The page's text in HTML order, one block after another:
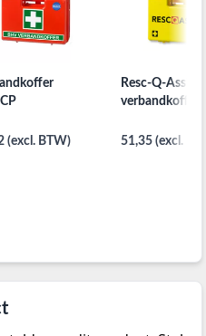
(excl. BTW)
Resc-Q-Assist
verbandkoffer
51,35 (excl.